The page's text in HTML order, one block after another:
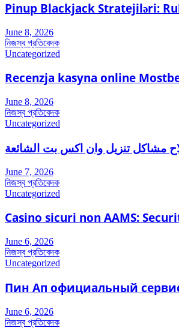
Pinup Blackjack Stratejiləri:
June 8, 2026
নিজস্ব প্রতিবেদক
Uncategorized
Recenzja kasyna online
June 8, 2026
নিজস্ব প্রতিবেদক
Uncategorized
مشاكل تنزيل وان اكس بت الشائعة
June 7, 2026
নিজস্ব প্রতিবেদক
Uncategorized
Casino sicuri non AAMS:
June 6, 2026
নিজস্ব প্রতিবেদক
Uncategorized
Пин Ап официальный
June 6, 2026
নিজস্ব প্রতিবেদক